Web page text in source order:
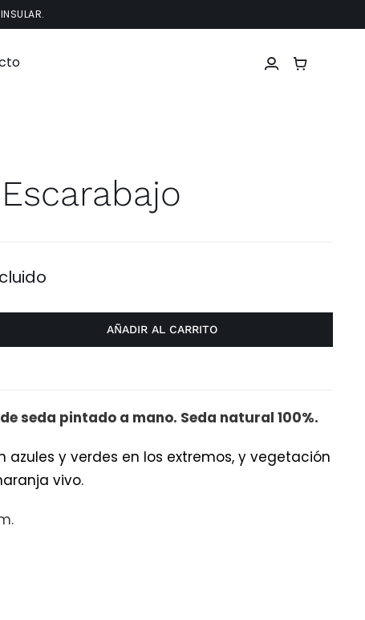
AÑADIR AL CARRITO
seda pintado a mano. Seda natural 100%.
azules y verdes en los extremos, y vegetación
vivo.